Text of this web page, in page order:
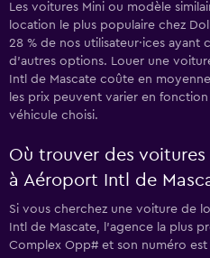
Les voitures Mini ou modèle
location le plus populaire chez
28 % de nos utilisateur·ices
d’autres options. Louer une
Intl de Mascate coûte en
les prix peuvent varier en
véhicule choisi.
Où trouver des
à Aéroport Intl de
Si vous cherchez une voiture de
Intl de Mascate, l’agence la plus
Complex Opp# et son numéro est